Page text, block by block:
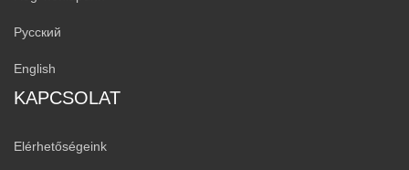
Русский
English
KAPCSOLAT
Elérhetőségeink